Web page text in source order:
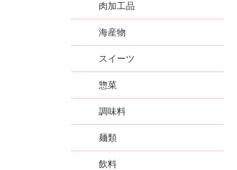
肉加工品
海産物
スイーツ
惣菜
調味料
麺類
飲料